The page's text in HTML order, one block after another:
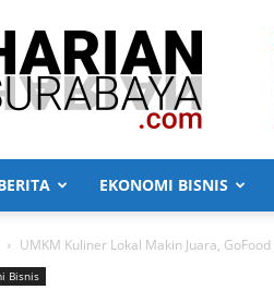
Harian
Surabaya
EKONOMI BISNIS
UMKM Kuliner Lokal Makin Juara,
Bisnis